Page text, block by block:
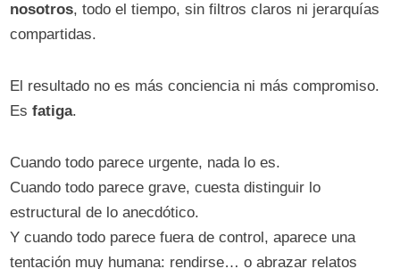
nosotros, todo el tiempo, sin filtros claros ni jerarquías
compartidas.
El resultado no es más conciencia ni más compromiso.
Esfatiga.
Cuando todo parece urgente, nada lo es.
Cuando todo parece grave, cuesta distinguir lo
estructural de lo anecdótico.
Y cuando todo parece fuera de control, aparece una
tentación muy humana: rendirse… o abrazar relatos